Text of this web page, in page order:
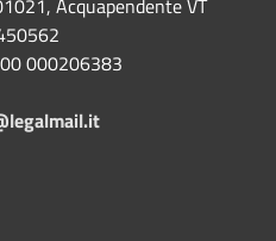
Acquapendente VT
000206383